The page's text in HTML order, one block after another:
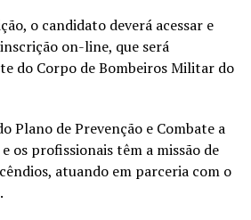
o candidato deverá acessar e
on-line, que será
do Corpo de Bombeiros Militar do
Plano de Prevenção e Combate a
os profissionais têm a missão de
atuando em parceria com o